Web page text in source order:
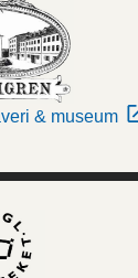
& museum